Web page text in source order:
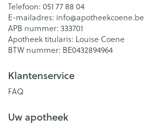
Telefoon: 051 77 88 04
E-mailadres: info@apotheekcoene.be
APB nummer: 333701
Apotheek titularis: Louise Coene
BTW nummer: BE0432894964
Klantenservice
FAQ
Uw apotheek